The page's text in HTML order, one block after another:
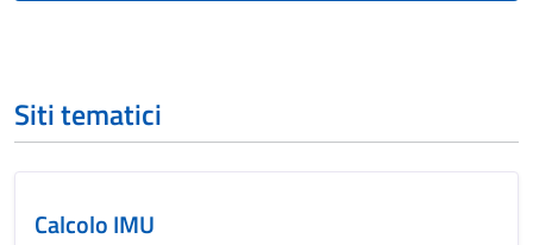
Siti tematici
Calcolo IMU